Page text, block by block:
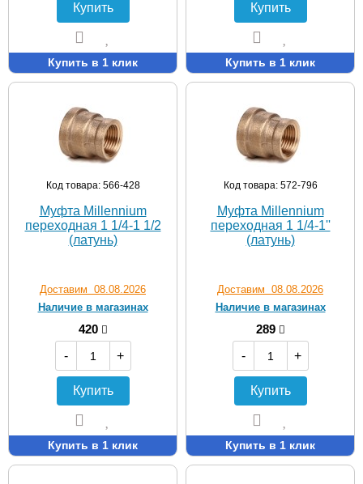
Купить
Купить в 1 клик
Купить
Купить в 1 клик
Код товара: 566-428
Муфта Мillennium
переходная 1 1/4-1 1/2
(латунь)
Доставим 08.08.2026
Наличие в магазинах
420
-
+
Купить
Купить в 1 клик
Код товара: 572-796
Муфта Мillennium
переходная 1 1/4-1''
(латунь)
Доставим 08.08.2026
Наличие в магазинах
289
-
+
Купить
Купить в 1 клик